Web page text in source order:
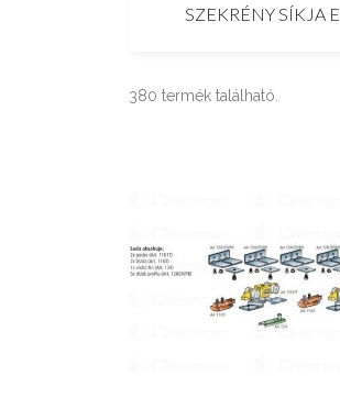
SZEKRÉNY SÍKJA
380 termék található.